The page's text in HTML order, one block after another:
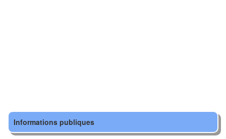
Informations publiques